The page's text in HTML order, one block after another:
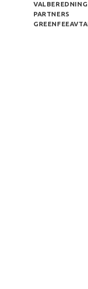
VALBEREDNING
PARTNERS